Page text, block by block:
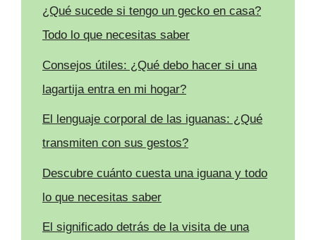
¿Qué sucede si tengo un gecko en casa?
Todo lo que necesitas saber
Consejos útiles: ¿Qué debo hacer si una
lagartija entra en mi hogar?
El lenguaje corporal de las iguanas: ¿Qué
transmiten con sus gestos?
Descubre cuánto cuesta una iguana y todo
lo que necesitas saber
El significado detrás de la visita de una